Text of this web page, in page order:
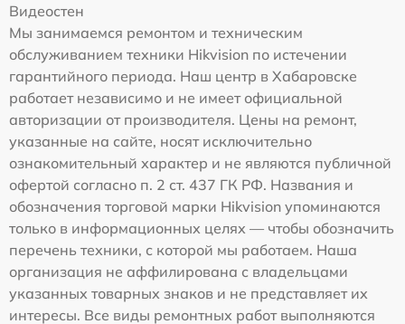
Видеостен
Мы занимаемся ремонтом и техническим
обслуживанием техники Hikvision по истечении
гарантийного периода. Наш центр в Хабаровске
работает независимо и не имеет официальной
авторизации от производителя. Цены на ремонт,
указанные на сайте, носят исключительно
ознакомительный характер и не являются публичной
офертой согласно п. 2 ст. 437 ГК РФ. Названия и
обозначения торговой марки Hikvision упоминаются
только в информационных целях — чтобы обозначить
перечень техники, с которой мы работаем. Наша
организация не аффилирована с владельцами
указанных товарных знаков и не представляет их
интересы. Все виды ремонтных работ выполняются